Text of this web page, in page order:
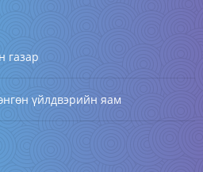
газар
үйлдвэрийн яам